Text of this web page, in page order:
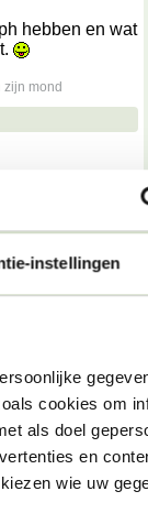
instellingen
cookies om
als doel
en
wie uw
hebben en wat
mond